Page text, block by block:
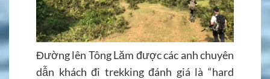
Đường lên Tông Lăm được các anh chuyên
dẫn khách đi trekking đánh giá là “hard